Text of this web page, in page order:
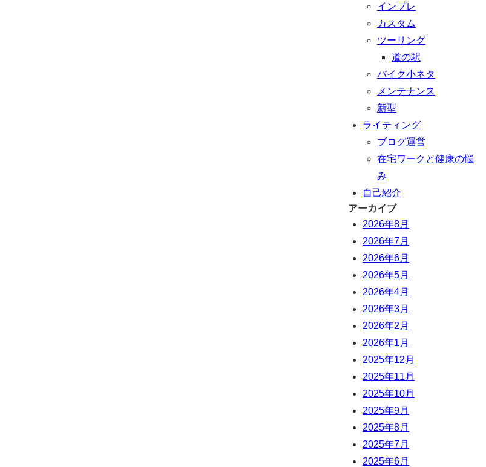
インプレ
カスタム
ツーリング
道の駅
バイク小ネタ
メンテナンス
新型
ライティング
ブログ運営
在宅ワークと健康の悩
み
自己紹介
アーカイブ
2026年8月
2026年7月
2026年6月
2026年5月
2026年4月
2026年3月
2026年2月
2026年1月
2025年12月
2025年11月
2025年10月
2025年9月
2025年8月
2025年7月
2025年6月